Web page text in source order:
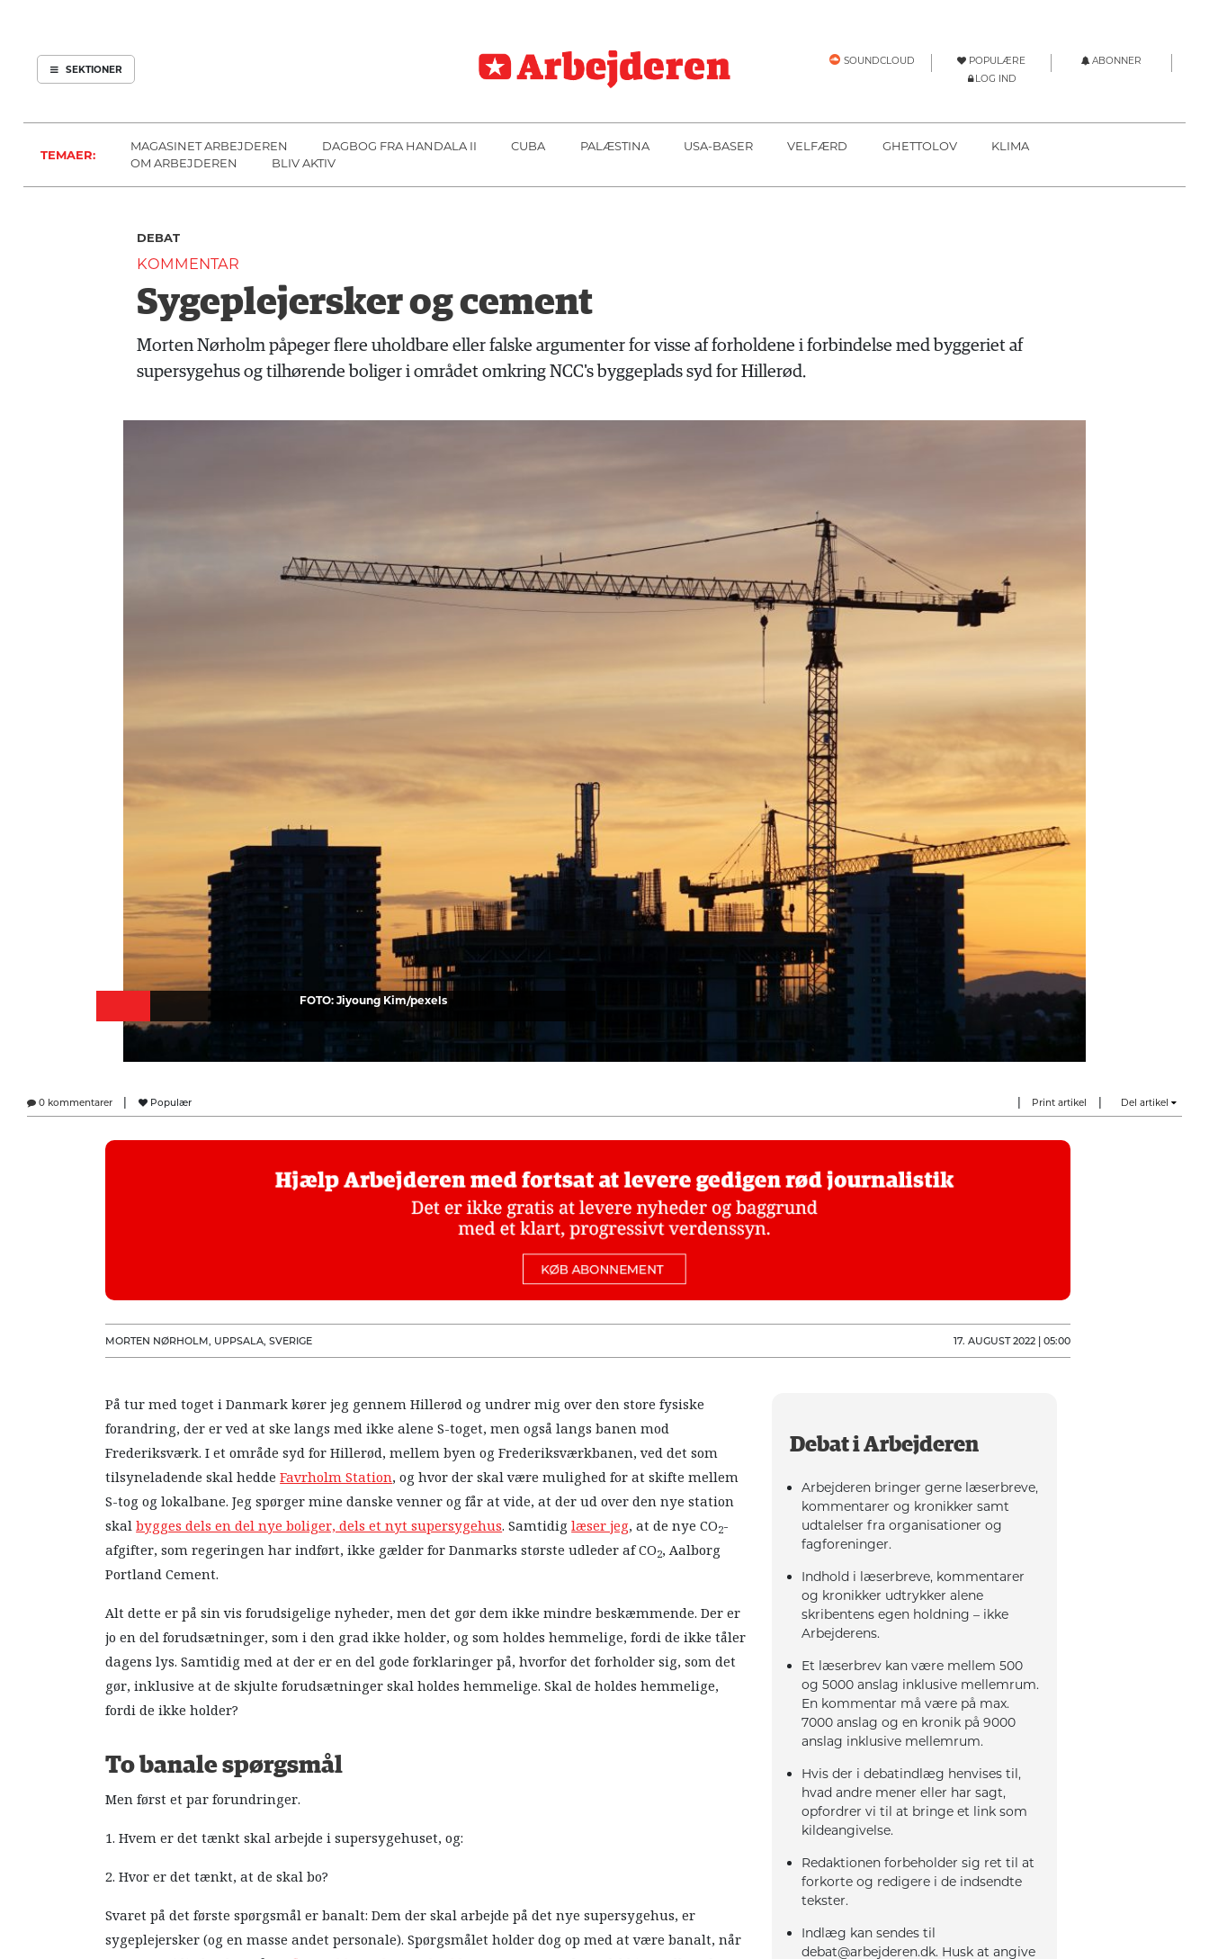
SEKTIONER
ARBEJDEREN
MENER
UDLAND
LÆSER
LÆSER
NAVNE
SOUNDCLOUD
ABONNER
LOG IND
OM
SEKTIONER
SOUNDCLOUD POPULÆRE
ABONNER
LOG IND
TEMAER:
MAGASINET ARBEJDEREN DAGBOG FRA HANDALA II CUBA PALÆSTINA USA-BASER VELFÆRD GHETTOLOV
KLIMA
OM ARBEJDEREN
BLIV AKTIV
DEBAT
KOMMENTAR
Sygeplejersker og cement
Morten Nørholm påpeger flere uholdbare eller falske argumenter for visse af forholdene i forbindelse med byggeriet af
supersygehus og tilhørende boliger i området omkring NCC's byggeplads syd for Hillerød.
FOTO: Jiyoung Kim/pexels
0 kommentarer Populær Print artikel Del artikel
MORTEN NØRHOLM, UPPSALA, SVERIGE 17. AUGUST 2022 | 05:00
På tur med toget i Danmark kører jeg gennem Hillerød og undrer mig over den store fysiske
forandring, der er ved at ske langs med ikke alene S-toget, men også langs banen mod
Frederiksværk. I et område syd for Hillerød, mellem byen og Frederiksværkbanen, ved det som
tilsyneladende skal heddeFavrholm Station, og hvor der skal være mulighed for at skifte mellem
S-tog og lokalbane. Jeg spørger mine danske venner og får at vide, at der ud over den nye station
skalbygges dels en del nye boliger, dels et nyt supersygehus. Samtidiglæser jeg, at de nye CO2-
afgifter, som regeringen har indført, ikke gælder for Danmarks største udleder af CO2, Aalborg
Portland Cement.
Alt dette er på sin vis forudsigelige nyheder, men det gør dem ikke mindre beskæmmende. Der er
jo en del forudsætninger, som i den grad ikke holder, og som holdes hemmelige, fordi de ikke tåler
dagens lys. Samtidig med at der er en del gode forklaringer på, hvorfor det forholder sig, som det
gør, inklusive at de skjulte forudsætninger skal holdes hemmelige. Skal de holdes hemmelige,
fordi de ikke holder?
To banale spørgsmål
Men først et par forundringer.
1. Hvem er det tænkt skal arbejde i supersygehuset, og:
2. Hvor er det tænkt, at de skal bo?
Svaret på det første spørgsmål er banalt: Dem der skal arbejde på det nye supersygehus, er
sygeplejersker (og en masse andet personale). Spørgsmålet holder dog op med at være banalt, når
Debat i Arbejderen
Arbejderen bringer gerne læserbreve,
kommentarer og kronikker samt
udtalelser fra organisationer og
fagforeninger.
Indhold i læserbreve, kommentarer
og kronikker udtrykker alene
skribentens egen holdning – ikke
Arbejderens.
Et læserbrev kan være mellem 500
og 5000 anslag inklusive mellemrum.
En kommentar må være på max.
7000 anslag og en kronik på 9000
anslag inklusive mellemrum.
Hvis der i debatindlæg henvises til,
hvad andre mener eller har sagt,
opfordrer vi til at bringe et link som
kildeangivelse.
Redaktionen forbeholder sig ret til at
forkorte og redigere i de indsendte
tekster.
Indlæg kan sendes til
debat@arbejderen.dk. Husk at angive